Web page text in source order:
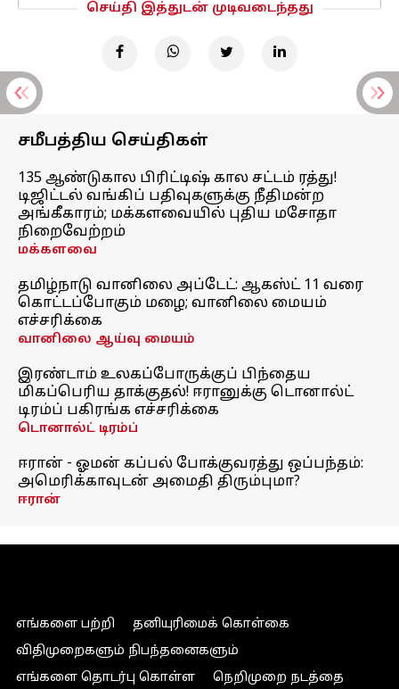
செய்தி இத்துடன் முடிவடைந்தது
சமீபத்திய செய்திகள்
135 ஆண்டுகால பிரிட்டிஷ் கால சட்டம் ரத்து!
டிஜிட்டல் வங்கிப் பதிவுகளுக்கு நீதிமன்ற
அங்கீகாரம்; மக்களவையில் புதிய மசோதா
நிறைவேற்றம்
மக்களவை
தமிழ்நாடு வானிலை அப்டேட்: ஆகஸ்ட் 11 வரை
கொட்டப்போகும் மழை; வானிலை மையம்
எச்சரிக்கை
வானிலை ஆய்வு மையம்
இரண்டாம் உலகப்போருக்குப் பிந்தைய
மிகப்பெரிய தாக்குதல்! ஈரானுக்கு டொனால்ட்
டிரம்ப் பகிரங்க எச்சரிக்கை
டொனால்ட் டிரம்ப்
ஈரான் - ஓமன் கப்பல் போக்குவரத்து ஒப்பந்தம்:
அமெரிக்காவுடன் அமைதி திரும்புமா?
ஈரான்
எங்களை பற்றி
தனியுரிமைக் கொள்கை
விதிமுறைகளும் நிபந்தனைகளும்
எங்களை தொடர்பு கொள்ள
நெறிமுறை நடத்தை